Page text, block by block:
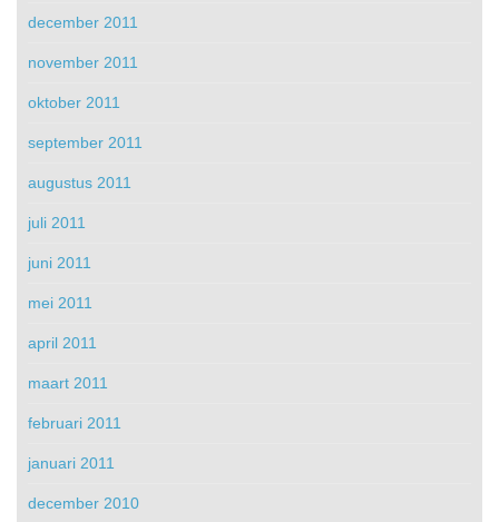
december 2011
november 2011
oktober 2011
september 2011
augustus 2011
juli 2011
juni 2011
mei 2011
april 2011
maart 2011
februari 2011
januari 2011
december 2010